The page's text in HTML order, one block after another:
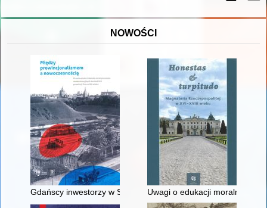
NOWOŚCI
Gdańscy inwestorzy w Sopocie : prestiż finansowy i
Uwagi o edukacji moralnej